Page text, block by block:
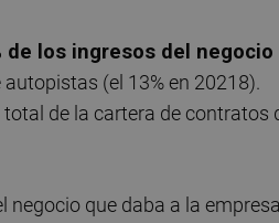
de los ingresos del negocio
(el 13% en 20218).
de la cartera de contratos
negocio que daba a la empresa